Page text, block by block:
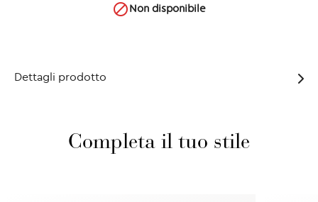
 Non disponibile
Dettagli prodotto
Completa il tuo stile